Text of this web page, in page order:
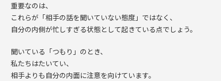
重要なのは、
これらが「相手の話を聞いていない態度」ではなく、
自分の内側が忙しすぎる状態として起きている点でしょう。
聞いている「つもり」のとき、
私たちはたいてい、
相手よりも自分の内面に注意を向けています。